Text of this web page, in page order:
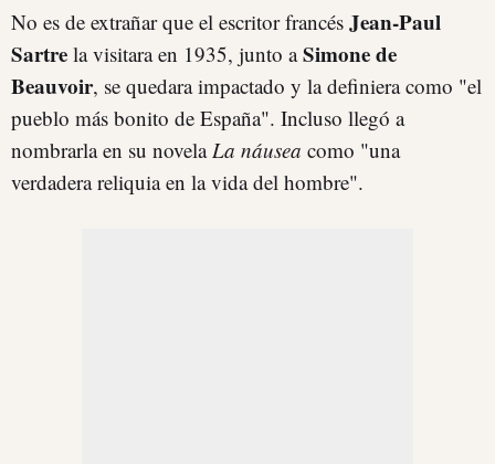
No es de extrañar que el escritor francés Jean-Paul
Sartre la visitara en 1935, junto aSimone de
Beauvoir, se quedara impactado y la definiera como "el
pueblo más bonito de España". Incluso llegó a
nombrarla en su novelaLa náusea como "una
verdadera reliquia en la vida del hombre".